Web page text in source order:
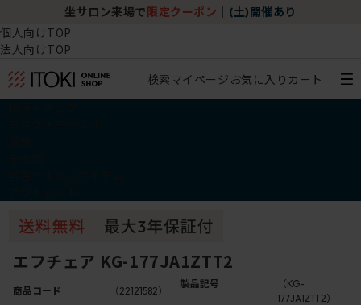
坐サロン来場で 限定クーポン (土)開催あり
個人向けTOP
法人向けTOP
検索マイページ お気に入り カート
エフチェア KG-177JA1ZTT2
商品コード （22121582）
製品記号
（KG-
177JA1ZTT2）